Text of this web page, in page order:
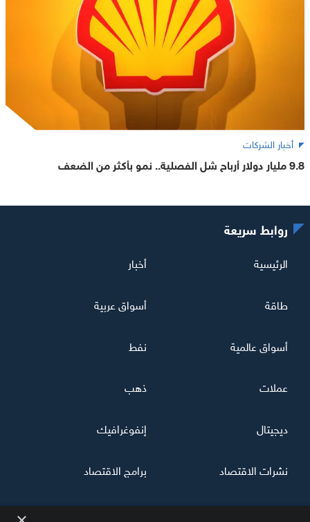
أخبار الشركات
9.8 مليار دولار أرباح شل الفصلية.. نمو بأكثر من الضعف
روابط سريعة
الرئيسية أخبار
طاقة أسواق عربية
أسواق عالمية نفط
عملات ذهب
ديجيتال إنفوغرافيك
نشرات الاقتصاد برامج الاقتصاد